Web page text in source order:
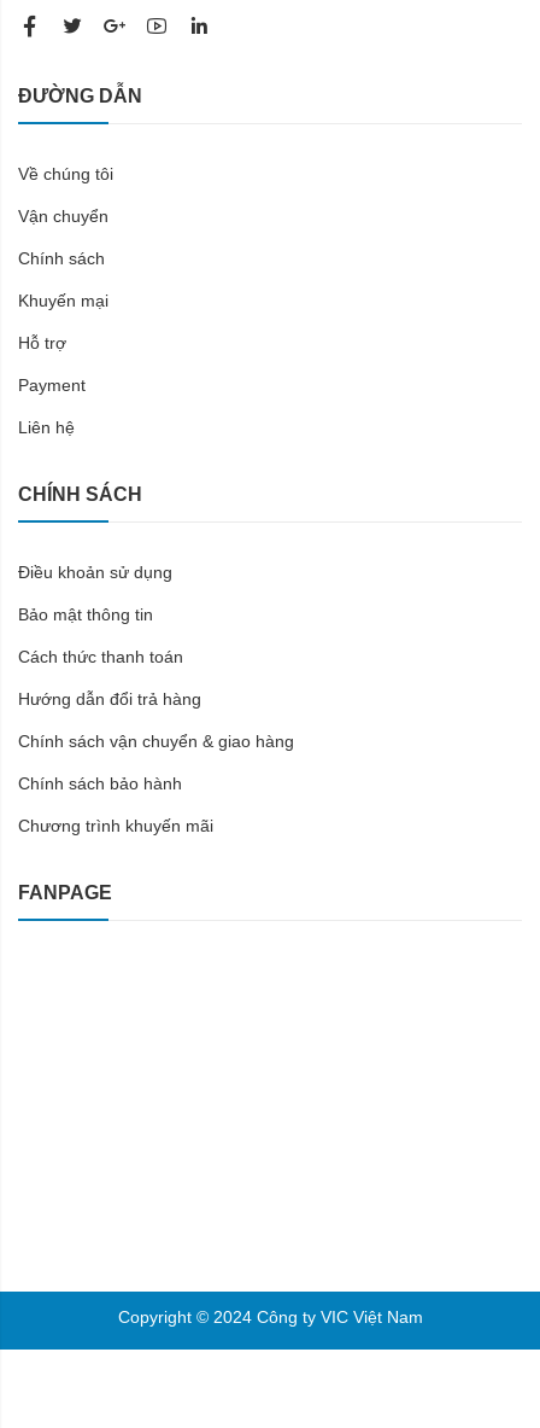
ĐƯỜNG DẪN
Về chúng tôi
Vận chuyển
Chính sách
Khuyến mại
Hỗ trợ
Payment
Liên hệ
CHÍNH SÁCH
Điều khoản sử dụng
Bảo mật thông tin
Cách thức thanh toán
Hướng dẫn đổi trả hàng
Chính sách vận chuyển & giao hàng
Chính sách bảo hành
Chương trình khuyến mãi
FANPAGE
Copyright © 2024 Công ty VIC Việt Nam